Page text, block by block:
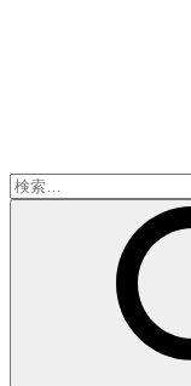
検
索: